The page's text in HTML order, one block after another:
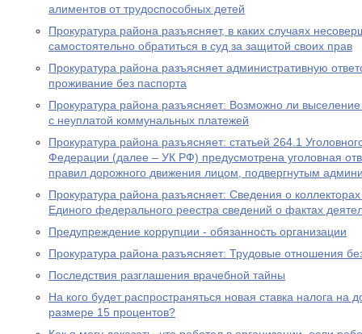
алиментов от трудоспособных детей
Прокуратура района разъясняет, в каких случаях
самостоятельно обратиться в суд за защитой своих прав
Прокуратура района разъясняет административную
проживание без паспорта
Прокуратура района разъясняет: Возможно ли
с неуплатой коммунальных платежей
Прокуратура района разъясняет: статьей 264.1
Федерации (далее – УК РФ) предусмотрена уголовная
правил дорожного движения лицом, подвергнутым
Прокуратура района разъясняет: Сведения о
Единого федерального реестра сведений о фактах
Предупреждение коррупции - обязанность организации
Прокуратура района разъясняет: Трудовые отношения
Последствия разглашения врачебной тайны
На кого будет распространяться новая ставка налога на
размере 15 процентов?